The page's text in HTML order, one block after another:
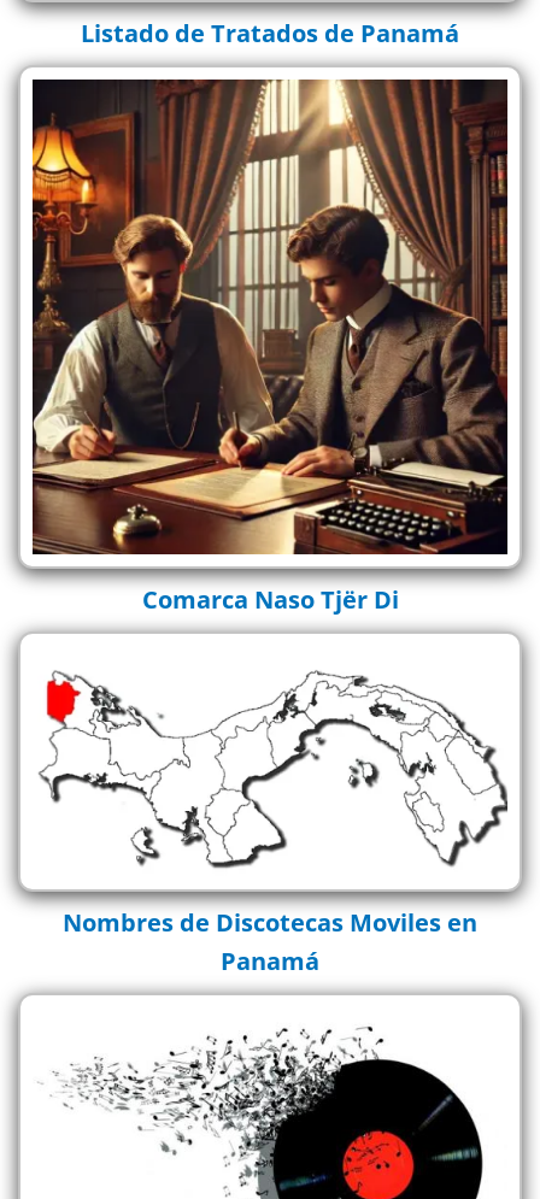
Listado de Tratados de Panamá
Comarca Naso Tjër Di
Nombres de Discotecas Moviles en
Panamá